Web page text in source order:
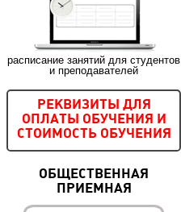
расписание занятий для студентов
и преподавателей
РЕКВИЗИТЫ ДЛЯ
ОПЛАТЫ ОБУЧЕНИЯ И
СТОИМОСТЬ ОБУЧЕНИЯ
ОБЩЕСТВЕННАЯ
ПРИЕМНАЯ